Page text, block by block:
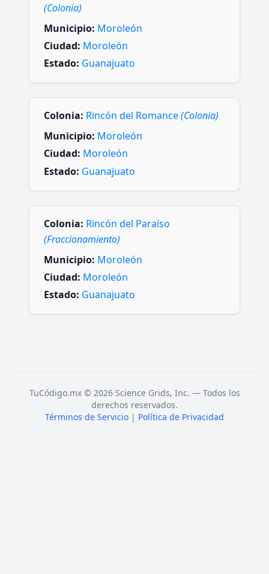
(Colonia)
Municipio: Moroleón
Ciudad: Moroleón
Estado: Guanajuato
Colonia: Rincón del Romance(Colonia)
Municipio: Moroleón
Ciudad: Moroleón
Estado: Guanajuato
Colonia: Rincón del Paraíso
(Fraccionamiento)
Municipio: Moroleón
Ciudad: Moroleón
Estado: Guanajuato
TuCódigo.mx © 2026 Science Grids, Inc. — Todos los
derechos reservados.
Términos de Servicio | Política de Privacidad